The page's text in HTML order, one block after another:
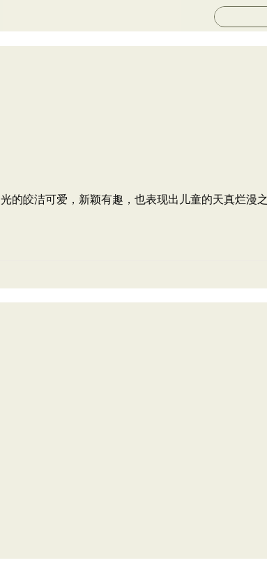
的皎洁可爱，新颖有趣，也表现出儿童的天真烂漫之